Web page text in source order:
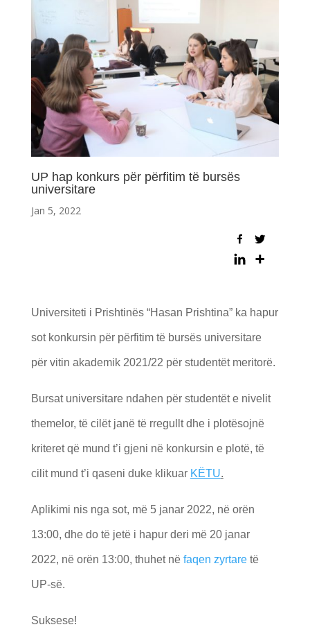
UP hap konkurs për përfitim të bursës
universitare
Jan 5, 2022
Universiteti i Prishtinës “Hasan Prishtina” ka hapur
sot konkursin për përfitim të bursës universitare
për vitin akademik 2021/22 për studentët meritorë.
Bursat universitare ndahen për studentët e nivelit
themelor, të cilët janë të rregullt dhe i plotësojnë
kriteret që mund t’i gjeni në konkursin e plotë, të
cilit mund t’i qaseni duke klikuar KËTU.
Aplikimi nis nga sot, më 5 janar 2022, në orën
13:00, dhe do të jetë i hapur deri më 20 janar
2022, në orën 13:00, thuhet në faqen zyrtaretë
UP-së.
Suksese!